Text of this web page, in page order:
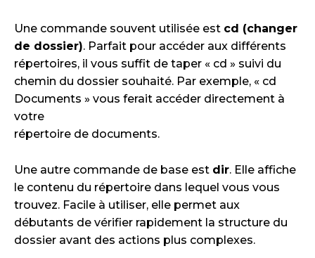
Une commande souvent utilisée est cd (changer
de dossier). Parfait pour accéder aux différents
répertoires, il vous suffit de taper « cd » suivi du
chemin du dossier souhaité. Par exemple, « cd
Documents » vous ferait accéder directement à
votre
répertoire de documents.
Une autre commande de base est dir. Elle affiche
le contenu du répertoire dans lequel vous vous
trouvez. Facile à utiliser, elle permet aux
débutants de vérifier rapidement la structure du
dossier avant des actions plus complexes.